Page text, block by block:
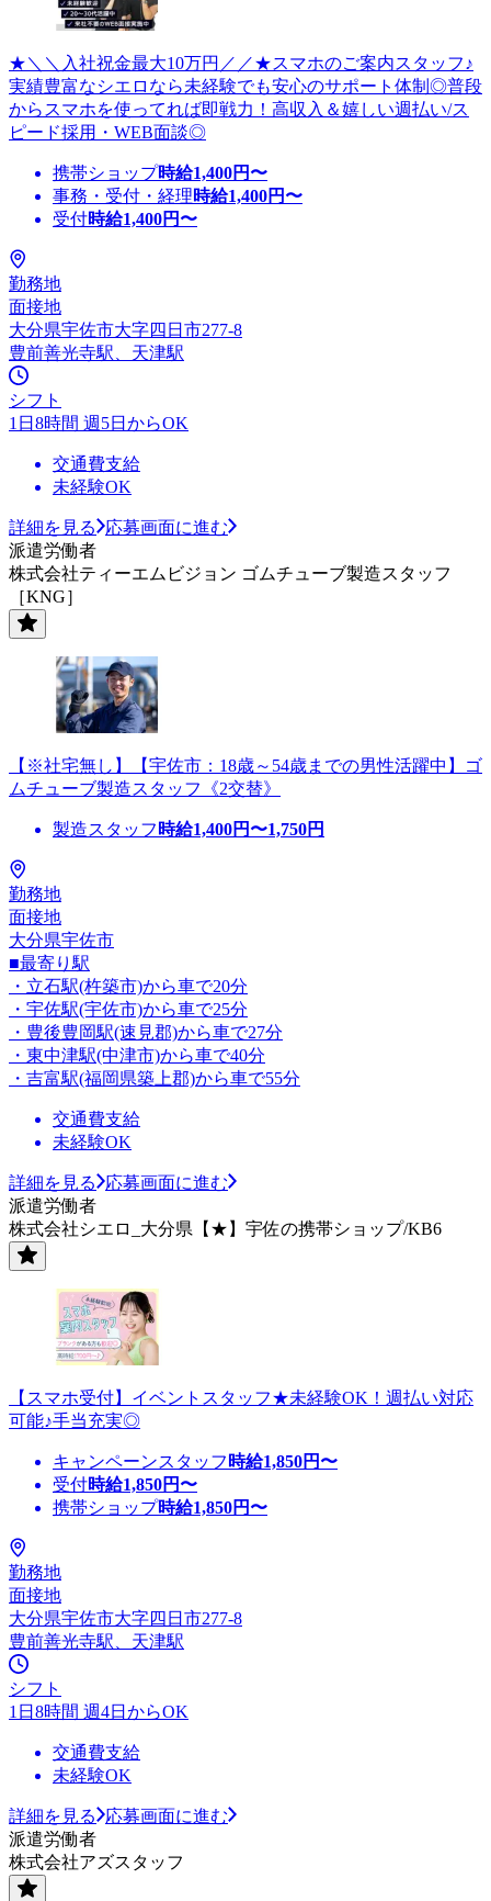
★＼＼入社祝金最大10万円／／★スマホのご案内スタッフ♪
実績豊富なシエロなら未経験でも安心のサポート体制◎普段
からスマホを使ってれば即戦力！高収入＆嬉しい週払い/ス
ピード採用・WEB面談◎
携帯ショップ時給1,400円〜
事務・受付・経理時給1,400円〜
受付時給1,400円〜
勤務地
面接地
大分県宇佐市大字四日市277-8
豊前善光寺駅、天津駅
シフト
1日8時間 週5日からOK
交通費支給
未経験OK
詳細を見る
応募画面に進む
派遣労働者
株式会社ティーエムビジョン ゴムチューブ製造スタッフ
［KNG］
【※社宅無し】【宇佐市：18歳～54歳までの男性活躍中】ゴ
ムチューブ製造スタッフ《2交替》
製造スタッフ 時給1,400円〜1,750円
勤務地
面接地
大分県宇佐市
■最寄り駅
・立石駅(杵築市)から車で20分
・宇佐駅(宇佐市)から車で25分
・豊後豊岡駅(速見郡)から車で27分
・東中津駅(中津市)から車で40分
・吉富駅(福岡県築上郡)から車で55分
交通費支給
未経験OK
詳細を見る
応募画面に進む
派遣労働者
株式会社シエロ_大分県【★】宇佐の携帯ショップ/KB6
【スマホ受付】イベントスタッフ★未経験OK！週払い対応
可能♪手当充実◎
キャンペーンスタッフ 時給1,850円〜
受付時給1,850円〜
携帯ショップ時給1,850円〜
勤務地
面接地
大分県宇佐市大字四日市277-8
豊前善光寺駅、天津駅
シフト
1日8時間 週4日からOK
交通費支給
未経験OK
詳細を見る
応募画面に進む
派遣労働者
株式会社アズスタッフ